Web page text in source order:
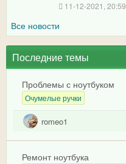
11-12-2021, 20:59
Все новости
Последние темы
Проблемы с ноутбуком
Очумелые ручки
romeo1
Ремонт ноутбука